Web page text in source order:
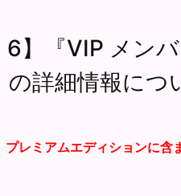
6】『VIP メン
詳細情報につ
プレミアムエディションに含